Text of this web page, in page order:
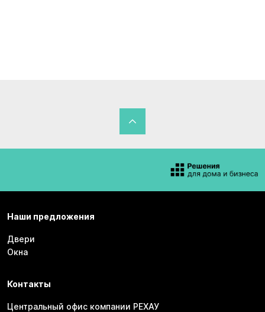
Наши предложения
Двери
Окна
Контакты
Центральный офис компании РЕХАУ